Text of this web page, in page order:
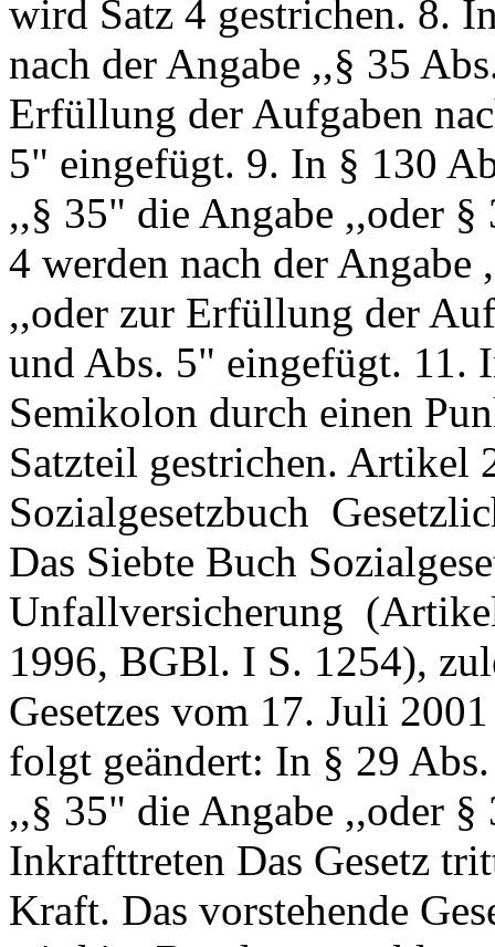
wird Satz 4 gestrichen. 8.
nach der Angabe ,,§ 35
Erfüllung der Aufgaben
5" eingefügt. 9. In § 130
,,§ 35" die Angabe ,,oder
4 werden nach der
,,oder zur Erfüllung der
und Abs. 5" eingefügt. 11.
Semikolon durch einen
Satzteil gestrichen. Artikel
Sozialgesetzbuch
Das Siebte Buch
Unfallversicherung
1996, BGBl. I S. 1254),
Gesetzes vom 17. Juli
folgt geändert: In § 29
,,§ 35" die Angabe ,,oder
Inkrafttreten Das Gesetz
Kraft. Das vorstehende